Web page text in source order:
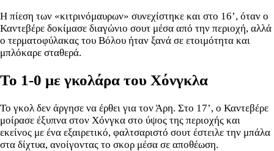
Η πίεση των «κιτρινόμαυρων» συνεχίστηκε και στο 16’, όταν ο
Καντεβέρε δοκίμασε διαγώνιο σουτ μέσα από την περιοχή, αλλά
ο τερματοφύλακας του Βόλου ήταν ξανά σε ετοιμότητα και
μπλόκαρε σταθερά.
Το 1-0 με γκολάρα του Χόνγκλα
Το γκολ δεν άργησε να έρθει για τον Άρη. Στο 17’, ο Καντεβέρε
μοίρασε έξυπνα στον Χόνγκα στο ύψος της περιοχής και
εκείνος με ένα εξαιρετικό, φαλτσαριστό σουτ έστειλε την μπάλα
στα δίχτυα, ανοίγοντας το σκορ μέσα σε αποθέωση.